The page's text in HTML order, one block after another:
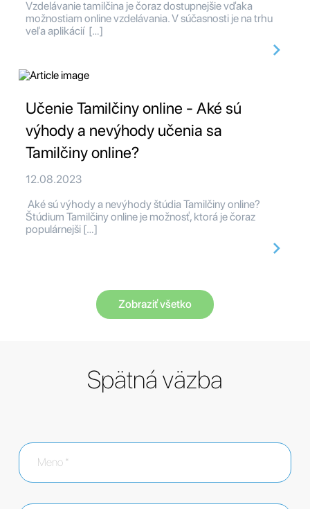
Vzdelávanie tamilčina je čoraz dostupnejšie vďaka
možnostiam online vzdelávania. V súčasnosti je na trhu
veľa aplikácií […]
Učenie Tamilčiny online - Aké sú
výhody a nevýhody učenia sa
Tamilčiny online?
12.08.2023
Aké sú výhody a nevýhody štúdia Tamilčiny online?
Štúdium Tamilčiny online je možnosť, ktorá je čoraz
populárnejši […]
Zobraziť všetko
Spätná väzba